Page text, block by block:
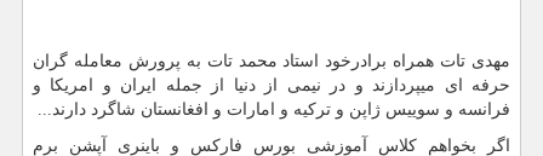
مهدی تات همراه برادرخود استاد محمد تات به پرورش معامله گران
حرفه ای میپردازند و در نیمی از دنیا از جمله ایران و امریکا و
فرانسه و سوییس ژاپن و ترکیه و امارات و افغانستان شاگرد دارند...
اگر بخواهم کلاس آموزشی بورس فارکس و باینری آپشن برم